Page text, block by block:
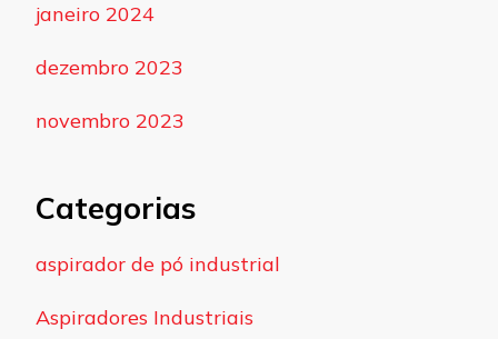
janeiro 2024
dezembro 2023
novembro 2023
Categorias
aspirador de pó industrial
Aspiradores Industriais